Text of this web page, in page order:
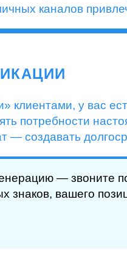
каналов
клиентами, у вас
потребности
— создавать
— звоните
знаков, вашего